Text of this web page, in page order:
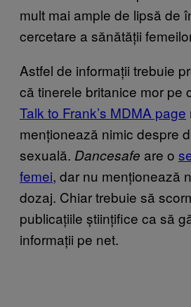
mult mai ample de lipsă de
cercetare a sănătății
Astfel de informații trebuie
că tinerele britanice mor pe
Talk to Frank’s MDMA page
menționează nimic despre
sexuală. Dancesafe are o
femei, dar nu menționează
dozaj. Chiar trebuie să
publicațiile științifice ca să
informații pe net.